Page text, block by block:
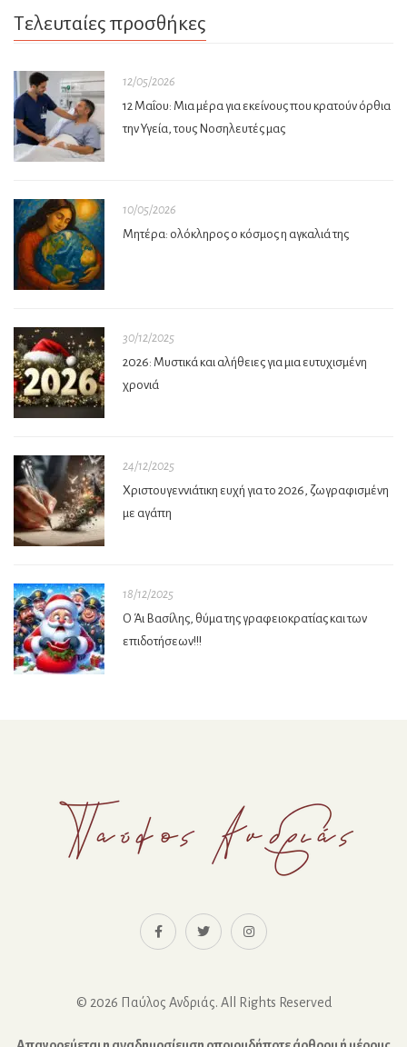
Τελευταίες προσθήκες
12/05/2026
12 Μαΐου: Μια μέρα για εκείνους που κρατούν όρθια
την Υγεία, τους Νοσηλευτές μας
10/05/2026
Μητέρα: ολόκληρος ο κόσμος η αγκαλιά της
30/12/2025
2026: Μυστικά και αλήθειες για μια ευτυχισμένη
χρονιά
24/12/2025
Χριστουγεννιάτικη ευχή για το 2026, ζωγραφισμένη
με αγάπη
18/12/2025
Ο Άι Βασίλης, θύμα της γραφειοκρατίας και των
επιδοτήσεων!!!
© 2026 Παύλος Ανδριάς. All Rights Reserved